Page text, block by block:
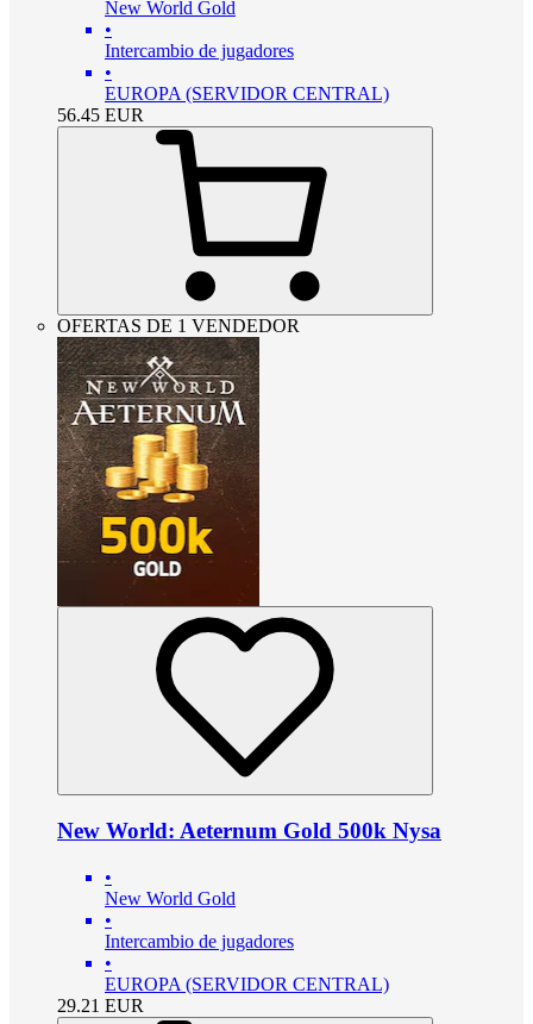
New World Gold
•
Intercambio de jugadores
•
EUROPA (SERVIDOR CENTRAL)
56.45 EUR
OFERTAS DE 1 VENDEDOR
New World: Aeternum Gold 500k Nysa
•
New World Gold
•
Intercambio de jugadores
•
EUROPA (SERVIDOR CENTRAL)
29.21 EUR